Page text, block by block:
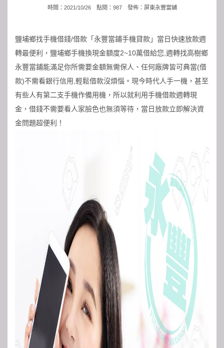
時間：2021/10/26 點閱：987 發佈： 屏東永豐當舖
鹽埔鄉找手機借錢/借款「永豐當鋪手機貸款」當日快速放款週
轉最便利，鹽埔鄉手機換現金額度2~10萬借給您,週轉找高樹鄉
永豐當鋪能滿足你所需要金額無需保人、任何廠牌皆可典當(借
款)不需看銀行信用,輕鬆借款沒煩惱。現今時代人手一機，甚至
有些人有第二支手機作備用機，所以就利用手機借款週轉現
金，借錢不需要看人家臉色也無須等待，當日放款立即解決資
金問題超便利！